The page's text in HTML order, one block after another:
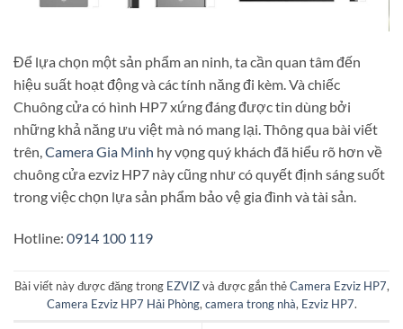
Để lựa chọn một sản phẩm an ninh, ta cần quan tâm đến
hiệu suất hoạt động và các tính năng đi kèm. Và chiếc
Chuông cửa có hình HP7 xứng đáng được tin dùng bởi
những khả năng ưu việt mà nó mang lại. Thông qua bài viết
trên, Camera Gia Minh hy vọng quý khách đã hiểu rõ hơn về
chuông cửa ezviz HP7 này cũng như có quyết định sáng suốt
trong việc chọn lựa sản phẩm bảo vệ gia đình và tài sản.
Hotline: 0914 100 119
Bài viết này được đăng trong EZVIZvà được gắn thẻCamera Ezviz HP7,
Camera Ezviz HP7 Hải Phòng, camera trong nhà, Ezviz HP7.